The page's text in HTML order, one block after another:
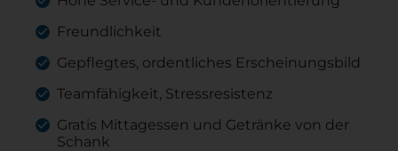
Freundlichkeit
Gepflegtes, ordentliches Erscheinungsbild
Teamfähigkeit, Stressresistenz
Gratis Mittagessen und Getränke von der
Schank